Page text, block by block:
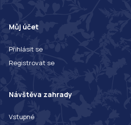
Můj účet
Přihlásit se
Registrovat se
Návštěva zahrady
Vstupné